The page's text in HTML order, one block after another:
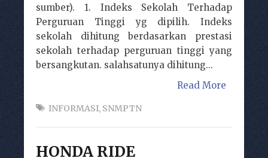
sumber). 1. Indeks Sekolah Terhadap
Perguruan Tinggi yg dipilih. Indeks
sekolah dihitung berdasarkan prestasi
sekolah terhadap perguruan tinggi yang
bersangkutan. salahsatunya dihitung...
Read More
INFORMASI, SNMPTN
HONDA RIDE